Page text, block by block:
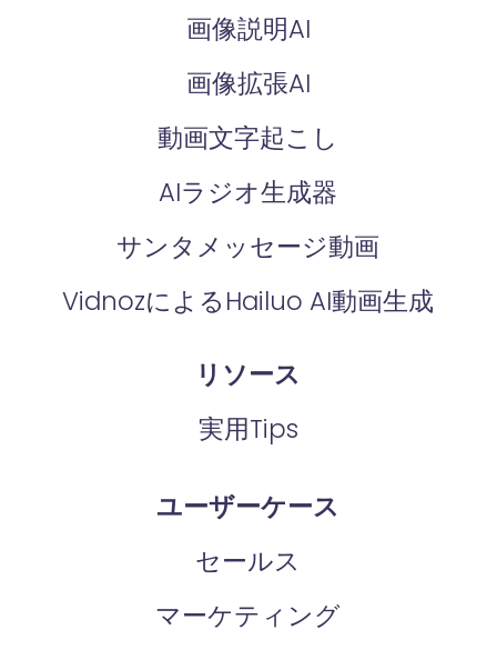
画像説明AI
画像拡張AI
動画文字起こし
AIラジオ生成器
サンタメッセージ動画
VidnozによるHailuo AI動画生成
リソース
実用Tips
ユーザーケース
セールス
マーケティング